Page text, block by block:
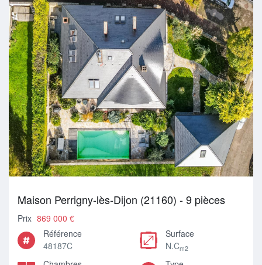
Maison Perrigny-lès-Dijon (21160) - 9 pièces
Prix 869 000 €
Référence
48187C
Surface
N.Cm2